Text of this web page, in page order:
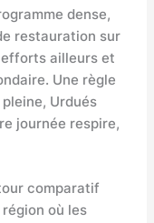
dense,
restauration sur
ailleurs et
Une règle
Urdués
journée respire,
comparatif
où les